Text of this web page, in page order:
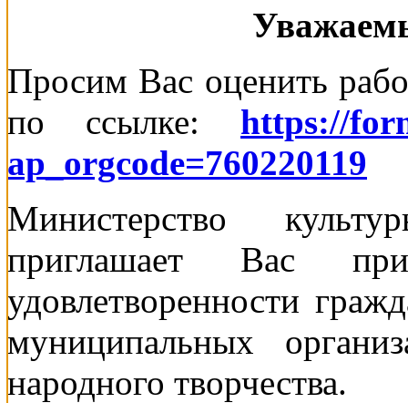
Просим Вас оценить
по ссылке: https://
ap_orgcode=760220119
Министерство
приглашает Вас
удовлетворенности
муниципальных
народного творчества.